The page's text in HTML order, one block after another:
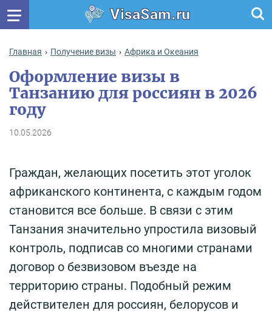
VisaSam.ru
Главная Получение визы Африка и Океания
Оформление визы в
Танзанию для россиян в 2026
году
10.05.2026
Граждан, желающих посетить этот уголок
африканского континента, с каждым годом
становится все больше. В связи с этим
Танзания значительно упростила визовый
контроль, подписав со многими странами
договор о безвизовом въезде на
территорию страны. Подобный режим
действителен для россиян, белорусов и